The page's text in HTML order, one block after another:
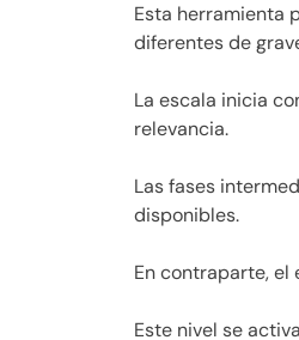
Esta herramienta
diferentes de
La escala inicia
relevancia.
Las fases
disponibles.
En contraparte,
Este nivel se